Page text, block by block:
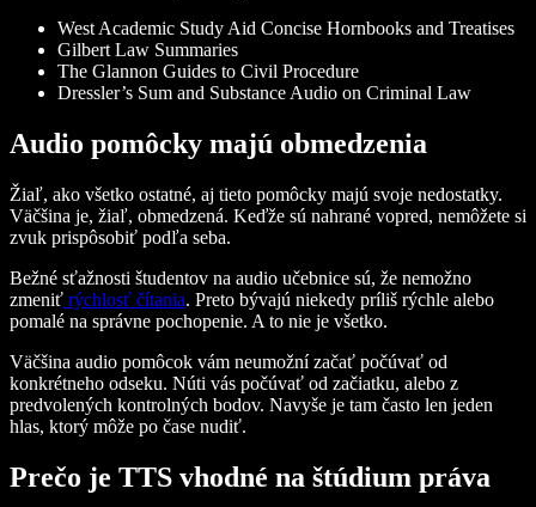
West Academic Study Aid Concise Hornbooks and Treatises
Gilbert Law Summaries
The Glannon Guides to Civil Procedure
Dressler’s Sum and Substance Audio on Criminal Law
Audio pomôcky majú obmedzenia
Žiaľ, ako všetko ostatné, aj tieto pomôcky majú svoje nedostatky.
Väčšina je, žiaľ, obmedzená. Keďže sú nahrané vopred, nemôžete si
zvuk prispôsobiť podľa seba.
Bežné sťažnosti študentov na audio učebnice sú, že nemožno
zmeniť rýchlosť čítania. Preto bývajú niekedy príliš rýchle alebo
pomalé na správne pochopenie. A to nie je všetko.
Väčšina audio pomôcok vám neumožní začať počúvať od
konkrétneho odseku. Núti vás počúvať od začiatku, alebo z
predvolených kontrolných bodov. Navyše je tam často len jeden
hlas, ktorý môže po čase nudiť.
Prečo je TTS vhodné na štúdium práva